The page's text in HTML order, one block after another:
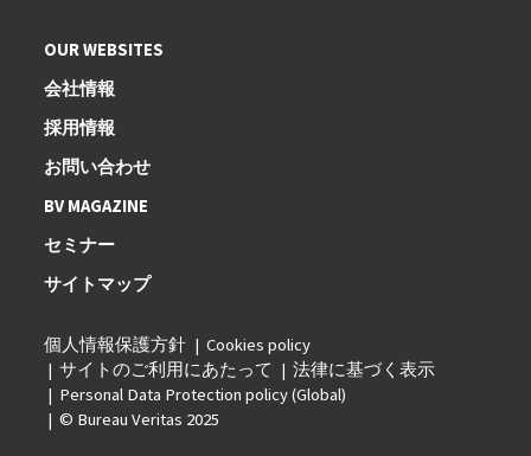
OUR WEBSITES
会社情報
採用情報
お問い合わせ
BV MAGAZINE
セミナー
サイトマップ
個人情報保護方針
Cookies policy
サイトのご利用にあたって
法律に基づく表示
Personal Data Protection policy (Global)
© Bureau Veritas 2025